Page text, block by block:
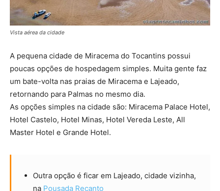
Vista aérea da cidade
A pequena cidade de Miracema do Tocantins possui
poucas opções de hospedagem simples. Muita gente faz
um bate-volta nas praias de Miracema e Lajeado,
retornando para Palmas no mesmo dia.
As opções simples na cidade são: Miracema Palace Hotel,
Hotel Castelo, Hotel Minas, Hotel Vereda Leste, All
Master Hotel e Grande Hotel.
Outra opção é ficar em Lajeado, cidade vizinha,
na Pousada Recanto